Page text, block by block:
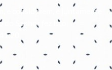
e considerem, e juntamente
do Senhor fez isto